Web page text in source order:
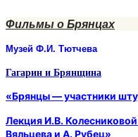
Фильмы о Брянцах
Музей Ф.И. Тютчева
Гагарин и Брянщина
«Брянцы — участники
Лекция И.В.
Вяльцева и А. Рубец»